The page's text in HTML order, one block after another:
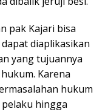
pak Kajari bisa
diaplikasikan
yang tujuannya
Karena
hukum
hingga